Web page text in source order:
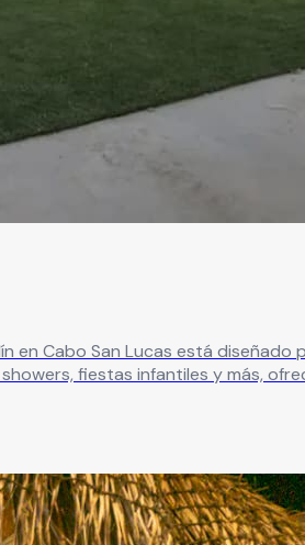
en Cabo San Lucas está